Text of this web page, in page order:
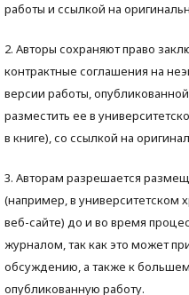
работы и ссылкой на
2. Авторы сохраняют право
контрактные соглашения на
версии работы,
разместить ее в
в книге), со ссылкой на
3. Авторам разрешается
(например, в университетском
веб-сайте) до и во время
журналом, так как это может
обсуждению, а также к
опубликованную работу.